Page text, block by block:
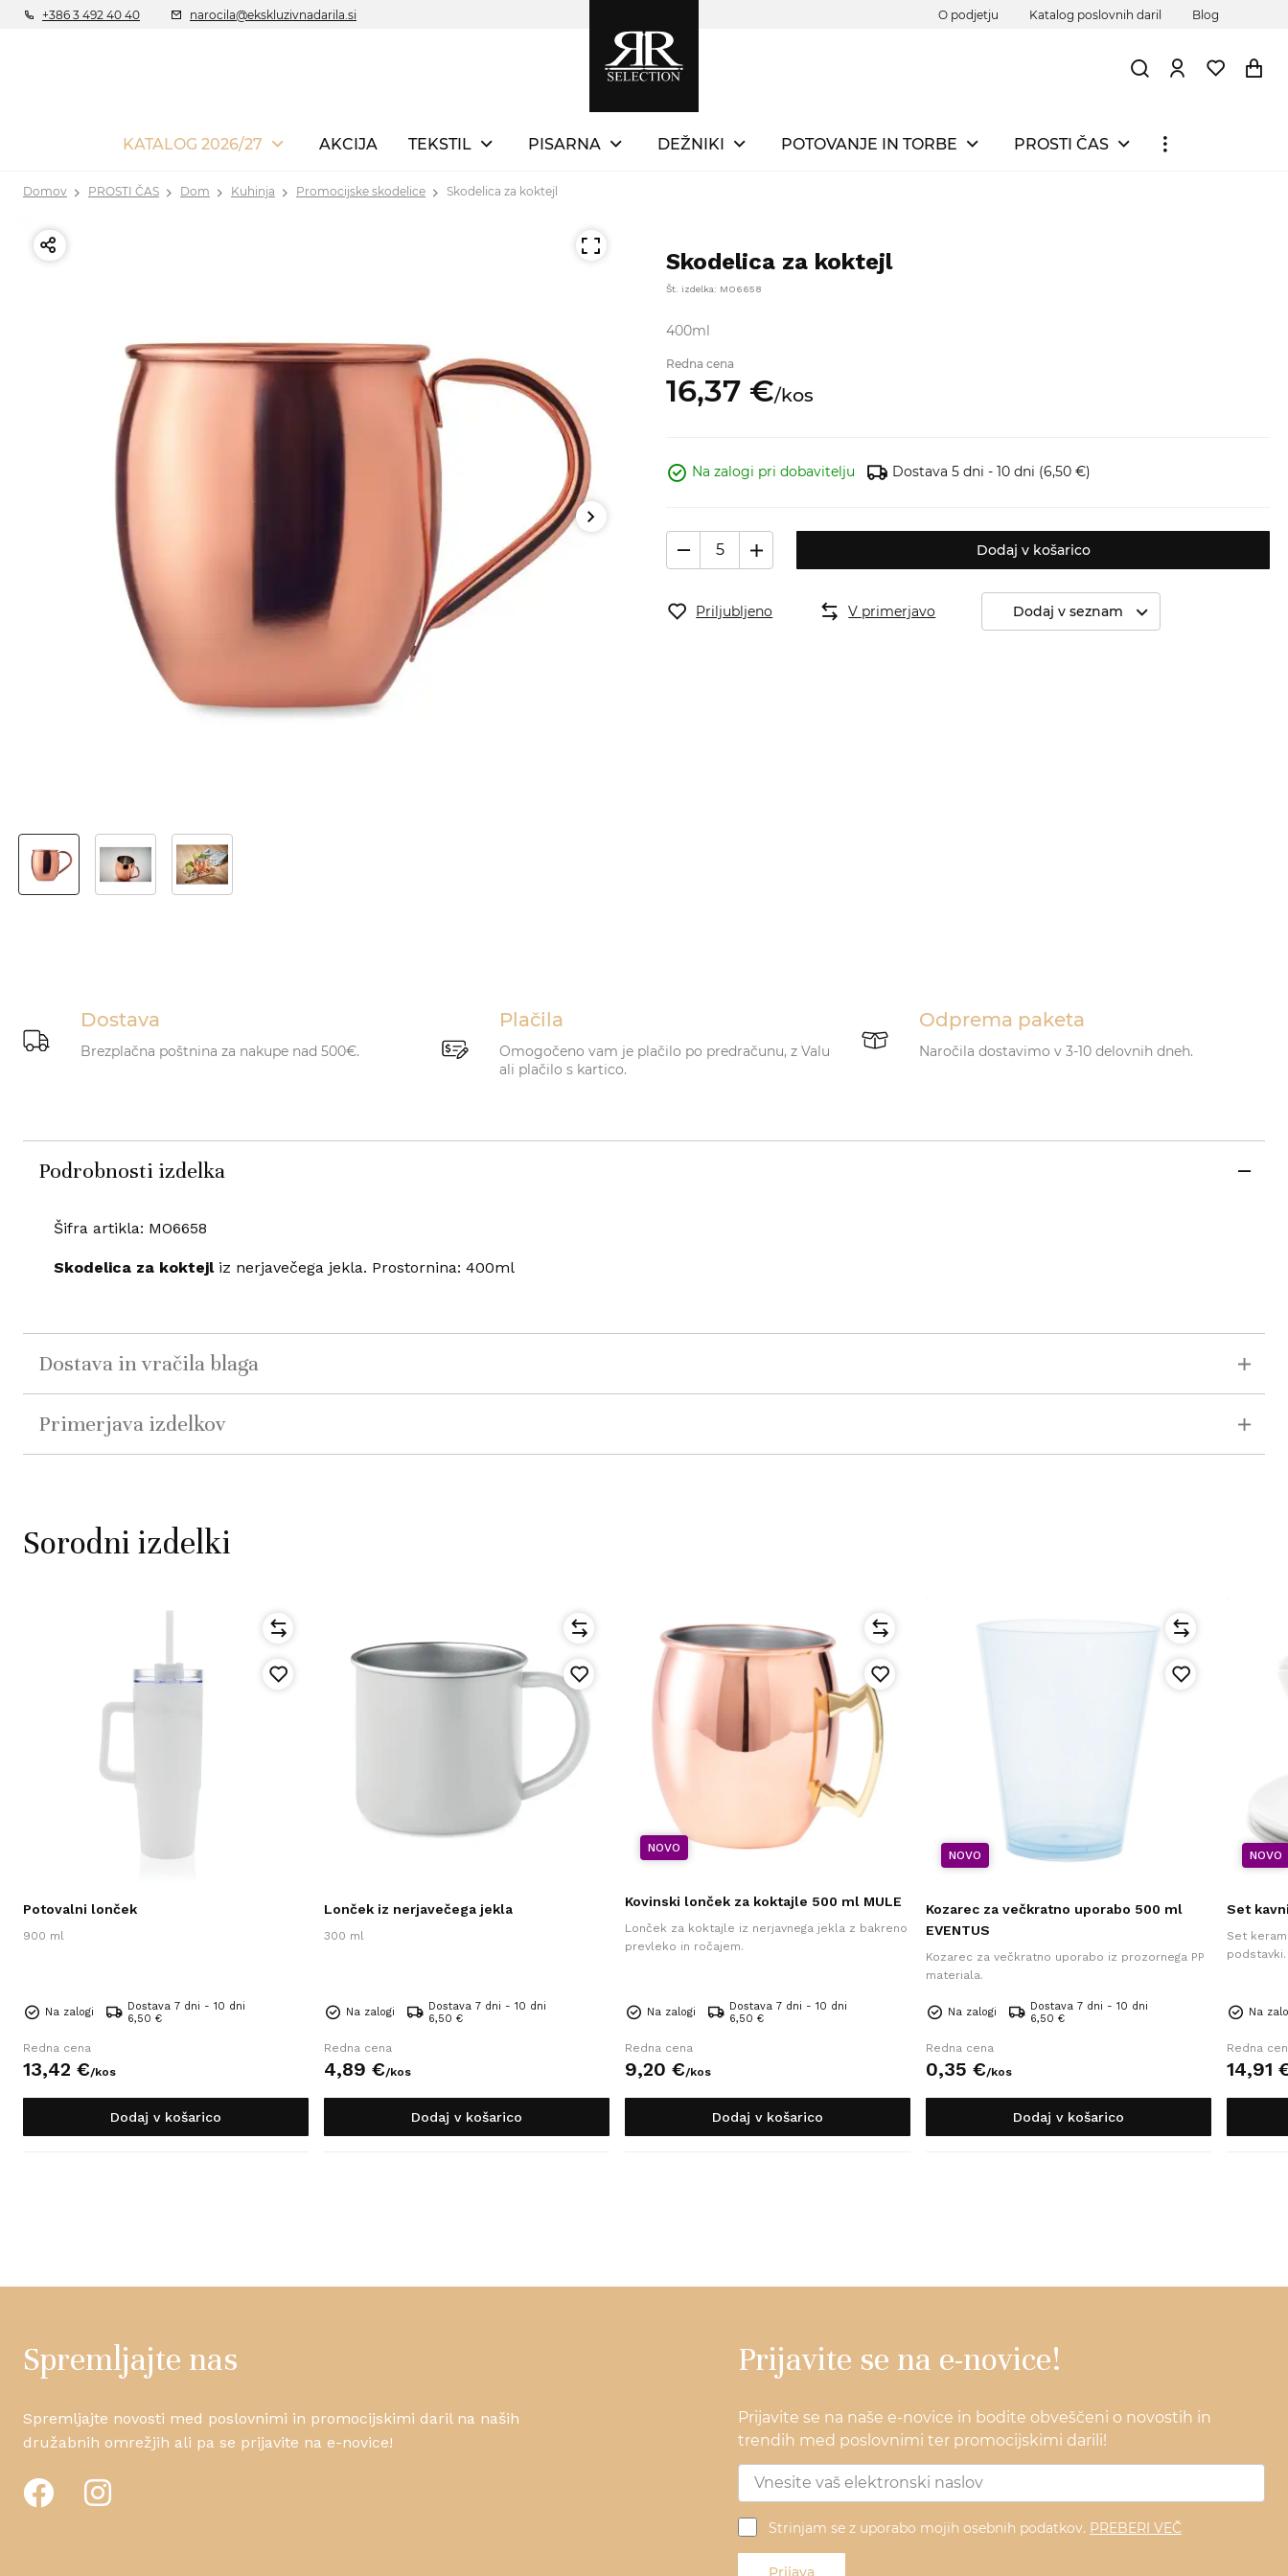
+386 3 492 40 40 narocila@ekskluzivnadarila.si O podjetju Katalog poslovnih daril Blog
KATALOG 2026/27 AKCIJA TEKSTIL PISARNA DEŽNIKI POTOVANJE IN TORBE PROSTI ČAS
Domov PROSTI ČAS Dom Kuhinja Promocijske skodelice Skodelica za koktejl
Skodelica za koktejl
Št. izdelka: MO6658
400ml
Redna cena
16,37 €/kos
Na zalogi pri dobavitelju Dostava 5 dni - 10 dni (6,50 €)
Dodaj v košarico
Priljubljeno V primerjavo Dodaj v seznam
Dostava
Brezplačna poštnina za nakupe nad 500€.
Plačila
Omogočeno vam je plačilo po predračunu, z Valu
ali plačilo s kartico.
Odprema paketa
Naročila dostavimo v 3-10 delovnih dneh.
Podrobnosti izdelka
Šifra artikla: MO6658
Skodelica za koktejliz nerjavečega jekla. Prostornina: 400ml
Dostava in vračila blaga
Primerjava izdelkov
Sorodni izdelki
Potovalni lonček
900 ml
Na zalogi
Dostava 7 dni - 10 dni
6,50 €
Redna cena
13,42 €/kos
Dodaj v košarico
Lonček iz nerjavečega jekla
300 ml
Na zalogi
Dostava 7 dni - 10 dni
6,50 €
Redna cena
4,89 €/kos
Dodaj v košarico
NOVO
Kovinski lonček za koktajle 500 ml MULE
Lonček za koktajle iz nerjavnega jekla z bakreno
prevleko in ročajem.
Na zalogi
Dostava 7 dni - 10 dni
6,50 €
Redna cena
9,20 €/kos
Dodaj v košarico
NOVO
Kozarec za večkratno uporabo 500 ml
EVENTUS
Kozarec za večkratno uporabo iz prozornega PP
materiala.
Na zalogi
Dostava 7 dni - 10 dni
6,50 €
Redna cena
0,35 €/kos
Dodaj v košarico
NOVO
Set
Set
podstavki.
Na
Redna
14,91
Spremljajte nas
Spremljajte novosti med poslovnimi in promocijskimi daril na naših
družabnih omrežjih ali pa se prijavite na e-novice!
Prijavite se na e-novice!
Prijavite se na naše e-novice in bodite obveščeni o novostih in
trendih med poslovnimi ter promocijskimi darili!
Strinjam se z uporabo mojih osebnih podatkov. PREBERI VEČ
Prijava